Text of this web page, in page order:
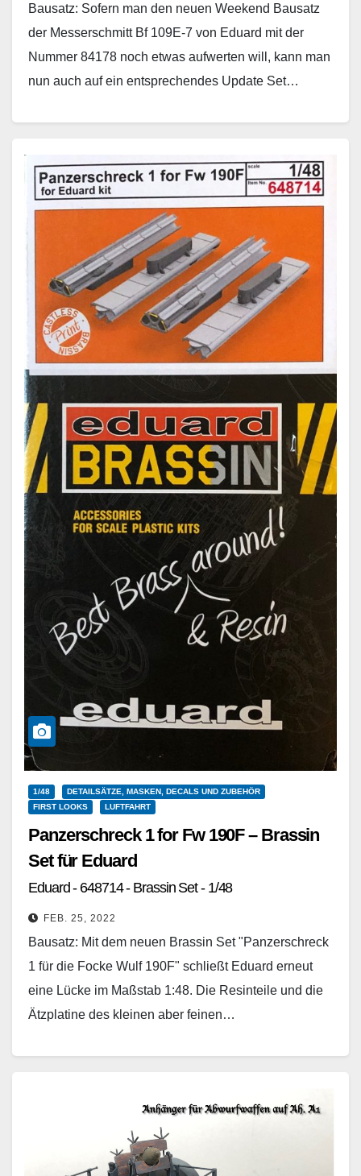
Bausatz: Sofern man den neuen Weekend Bausatz
der Messerschmitt Bf 109E-7 von Eduard mit der
Nummer 84178 noch etwas aufwerten will, kann man
nun auch auf ein entsprechendes Update Set…
1/48
DETAILSÄTZE, MASKEN, DECALS UND ZUBEHÖR
FIRST LOOKS
LUFTFAHRT
Panzerschreck 1 for Fw 190F – Brassin
Set für Eduard
Eduard - 648714 - Brassin Set - 1/48
FEB. 25, 2022
Bausatz: Mit dem neuen Brassin Set "Panzerschreck
1 für die Focke Wulf 190F" schließt Eduard erneut
eine Lücke im Maßstab 1:48. Die Resinteile und die
Ätzplatine des kleinen aber feinen…